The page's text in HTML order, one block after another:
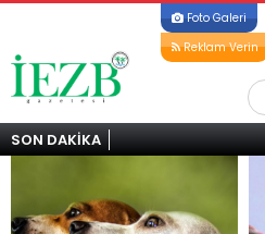
Foto Galeri
Reklam Verin
SON DAKİKA